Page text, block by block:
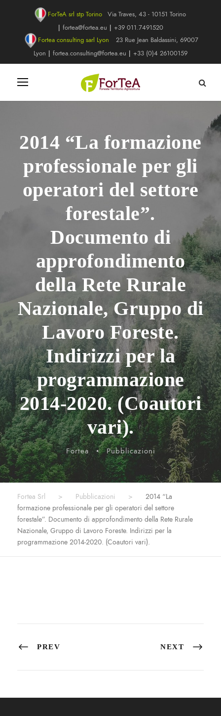
ForTeA srl stp Torino
Via Traves, 43 - 10151 Torino
| fortea@fortea.eu | +39 011.7491520
Fortea consulting sarl Lyon
23 Rue Jean Baldassini, 69007
Lyon | fortea.consulting@fortea.eu | +33 (0)4 26100159
2014 “La formazione
professionale per gli
operatori del settore
forestale”.
Documento di
approfondimento
della Rete Rurale
Nazionale, Gruppo di
Lavoro Foreste.
Indirizzi per la
programmazione
2014-2020. (Coautori
vari).
Fortea • Pubblicazioni
Fortea Srl > Pubblicazioni >
2014 “La
formazione professionale per gli operatori del settore
forestale”. Documento di approfondimento della Rete Rurale
Nazionale, Gruppo di Lavoro Foreste. Indirizzi per la
programmazione 2014-2020. (Coautori vari).
PREV NEXT